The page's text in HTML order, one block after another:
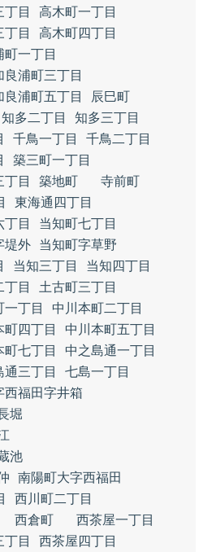
丁目
高木町一丁目
丁目
高木町四丁目
町一丁目
良浦町三丁目
良浦町五丁目
辰巳町
知多二丁目
知多三丁目
千鳥一丁目
千鳥二丁目
築三町一丁目
丁目 築地町
寺前町
東海通四丁目
丁目
当知町七丁目
堤外
当知町字草野
当知三丁目
当知四丁目
丁目
土古町三丁目
一丁目
中川本町二丁目
町四丁目
中川本町五丁目
町七丁目
中之島通一丁目
通三丁目
七島一丁目
西福田字井箱
堀
池
南陽町大字西福田
西川町二丁目
西倉町
西茶屋一丁目
丁目
西茶屋四丁目